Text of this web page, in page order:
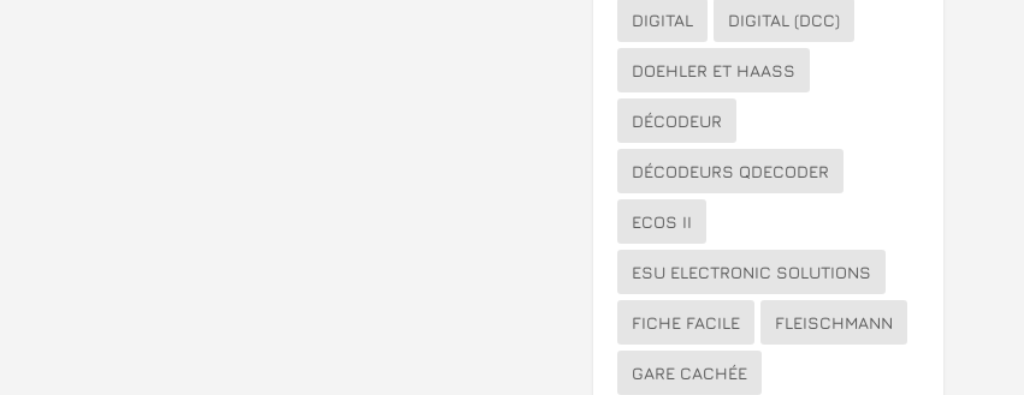
DIGITAL DIGITAL (DCC)
DOEHLER ET HAASS
DÉCODEUR
DÉCODEURS QDECODER
ECOS II
ESU ELECTRONIC SOLUTIONS
FICHE FACILE FLEISCHMANN
GARE CACHÉE